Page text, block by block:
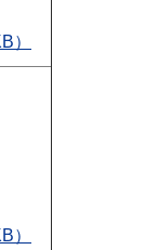
）
）